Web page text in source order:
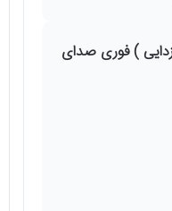
) فوری صدای